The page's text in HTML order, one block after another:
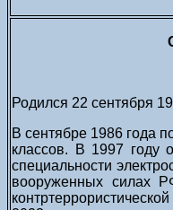
Родился 22 сентября
В сентябре 1986 года
классов. В 1997 году
специальности
вооруженных силах